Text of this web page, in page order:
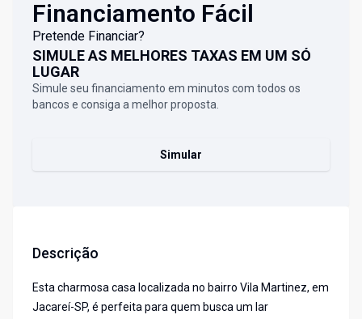
Financiamento Fácil
Pretende Financiar?
SIMULE AS MELHORES TAXAS EM UM SÓ
LUGAR
Simule seu financiamento em minutos com todos os
bancos e consiga a melhor proposta.
Simular
Descrição
Esta charmosa casa localizada no bairro Vila Martinez, em
Jacareí-SP, é perfeita para quem busca um lar